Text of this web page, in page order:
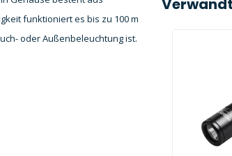
funktioniert es bis zu 100 m
oder Außenbeleuchtung ist.